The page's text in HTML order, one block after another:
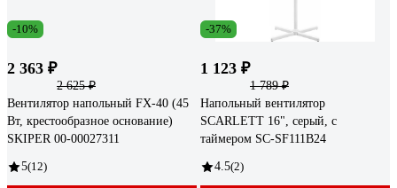
-10%
2 363 ₽
2 625 ₽
Вентилятор напольный FX-40 (45
Вт, крестообразное основание)
SKIPER 00-00027311
5(12)
-37%
1 123 ₽
1 789 ₽
Напольный вентилятор
SCARLETT 16", серый, с
таймером SC-SF111B24
4.5(2)